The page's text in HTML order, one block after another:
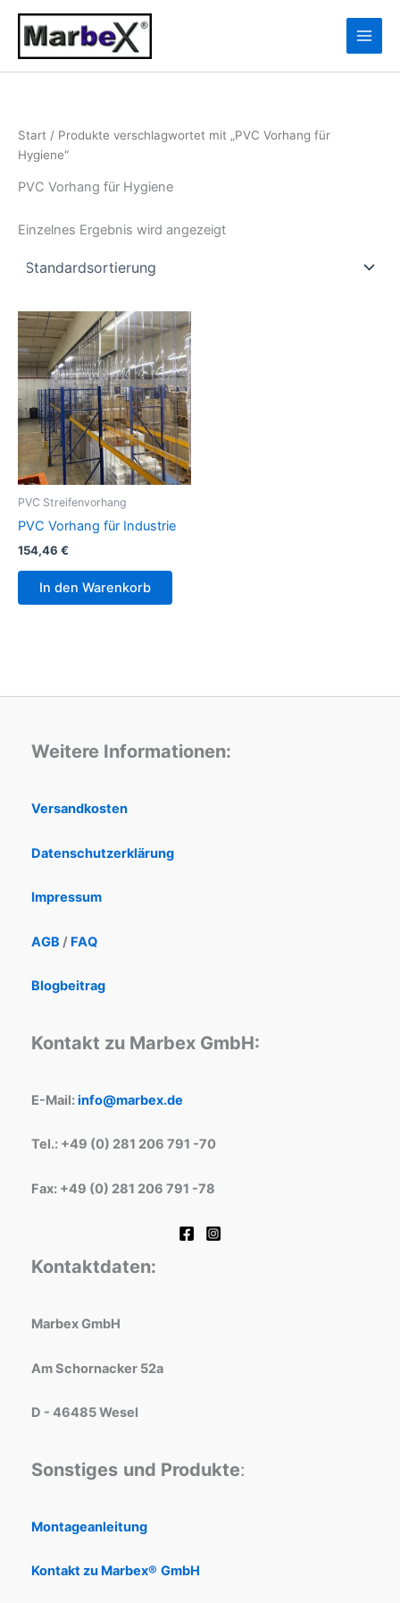
Zum
Inhalt
springen
Start / Produkte verschlagwortet mit „PVC Vorhang für
Hygiene“
PVC Vorhang für Hygiene
Einzelnes Ergebnis wird angezeigt
PVC Streifenvorhang
PVC Vorhang für Industrie
154,46 €
In den Warenkorb
Weitere Informationen:
Versandkosten
Datenschutzerklärung
Impressum
AGB / FAQ
Blogbeitrag
Kontakt zu Marbex GmbH:
E-Mail:info@marbex.de
Tel.: +49 (0) 281 206 791 -70
Fax: +49 (0) 281 206 791 -78
Kontaktdaten:
Marbex GmbH
Am Schornacker 52a
D - 46485 Wesel
Sonstiges und Produkte:
Montageanleitung
Kontakt zu Marbex® GmbH